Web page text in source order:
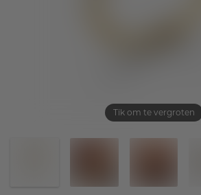
Tik om te vergroten